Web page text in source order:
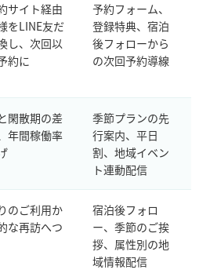
サイト経由
をLINE友だ
し、次回以
約に
予約フォーム、
登録特典、宿泊
後フォローから
の次回予約導線
閑散期の差
年間稼働率
季節プランの先
行案内、平日
割、地域イベン
ト連動配信
のご利用か
な再訪へつ
宿泊後フォロ
ー、季節のご挨
拶、属性別の地
域情報配信